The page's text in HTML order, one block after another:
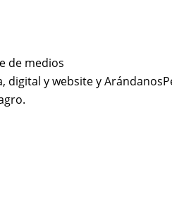
de medios
digital y website y